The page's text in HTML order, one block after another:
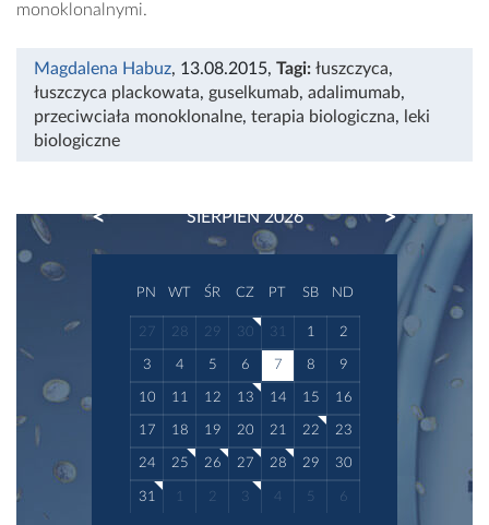
monoklonalnymi.
Magdalena Habuz, 13.08.2015, Tagi: łuszczyca,
łuszczyca plackowata, guselkumab, adalimumab,
przeciwciała monoklonalne, terapia biologiczna, leki
biologiczne
SIERPIEŃ 2026
PREVIOUS NEXT
PN WT ŚR CZ PT SB ND
27 28 29 30 31 1 2
3 4 5 6 7 8 9
10 11 12 13 14 15 16
17 18 19 20 21 22 23
24 25 26 27 28 29 30
31 1 2 3 4 5 6